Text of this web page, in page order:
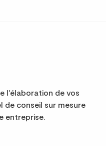
l'élaboration de vos
de conseil sur mesure
entreprise.